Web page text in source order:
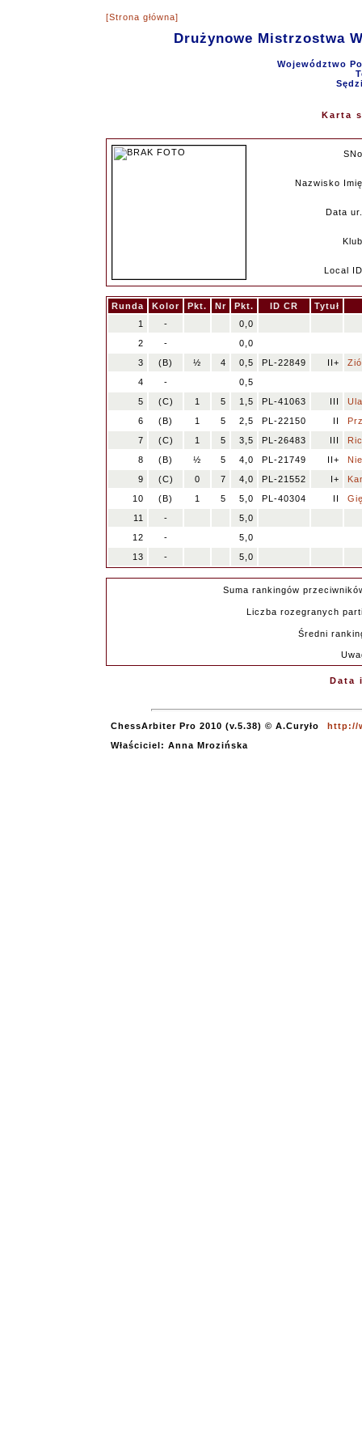
[Strona główna]
Drużynowe Mistrzostwa
Województwo
Karta
SNo
Nazwisko Imię
Data ur.
Klub
Local ID
Runda Kolor Pkt. Nr Pkt. ID CR
Tytuł
1
-
0,0
2
-
0,0
3
(B) ½ 4 0,5 PL-22849 II+
4
-
0,5
5
(C) 1 5 1,5 PL-41063 III
6
(B) 1 5 2,5 PL-22150 II
7
(C) 1 5 3,5 PL-26483 III
8
(B) ½ 5 4,0 PL-21749 II+
9
(C) 0 7 4,0 PL-21552 I+
10
(B) 1 5 5,0 PL-40304 II
11
-
5,0
12
-
5,0
13
- 5,0
Suma rankingów
Liczba rozegranych
Średni
Data
ChessArbiter Pro 2010 (v.5.38) © A.Curyło
http://
Właściciel: Anna Mrozińska